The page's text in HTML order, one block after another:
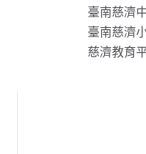
臺南慈濟
臺南慈濟
慈濟教育